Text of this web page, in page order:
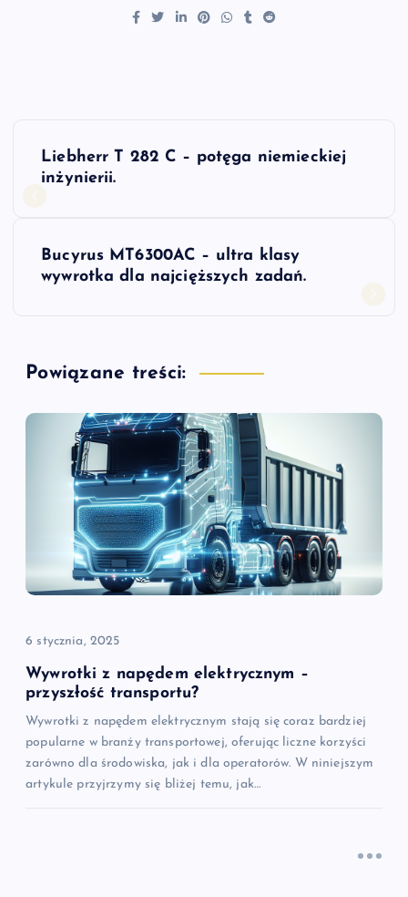
N
a
c
p
s
u
Liebherr T 282 C – potęga niemieckiej
inżynierii.
Bucyrus MT6300AC – ultra klasy
wywrotka dla najcięższych zadań.
Powiązane treści:
6 stycznia, 2025
Wywrotki z napędem elektrycznym –
przyszłość transportu?
Wywrotki z napędem elektrycznym stają się coraz bardziej
popularne w branży transportowej, oferując liczne korzyści
zarówno dla środowiska, jak i dla operatorów. W niniejszym
artykule przyjrzymy się bliżej temu, jak…